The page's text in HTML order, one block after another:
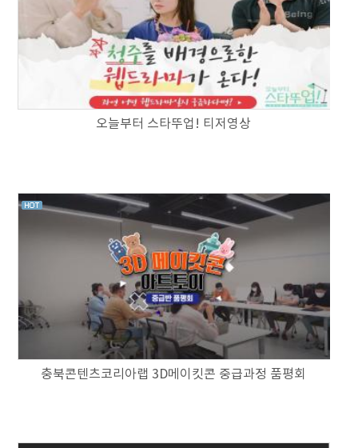
오늘부터 스타뚜업! 티저영상
충북콘텐츠코리아랩 3D메이킷콘 중급과정 품평회